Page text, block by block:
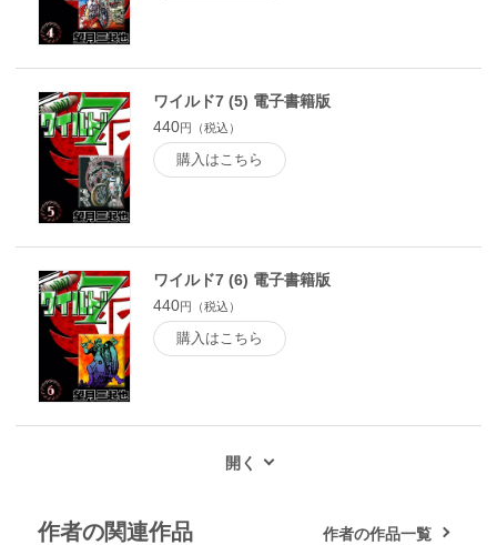
ワイルド7 (5) 電子書籍版
440円（税込）
購入はこちら
ワイルド7 (6) 電子書籍版
440円（税込）
購入はこちら
作者の関連作品 作者の作品一覧